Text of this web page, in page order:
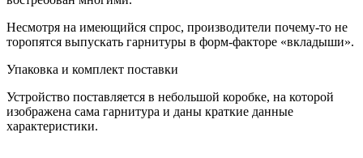
Несмотря на имеющийся спрос, производители почему-то не
торопятся выпускать гарнитуры в форм-факторе «вкладыши».
Упаковка и комплект поставки
Устройство поставляется в небольшой коробке, на которой
изображена сама гарнитура и даны краткие данные
характеристики.